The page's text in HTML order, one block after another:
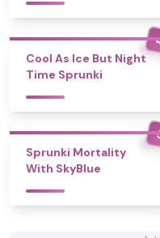
Cool As Ice But Night
Time Sprunki
Sprunki Mortality
With SkyBlue